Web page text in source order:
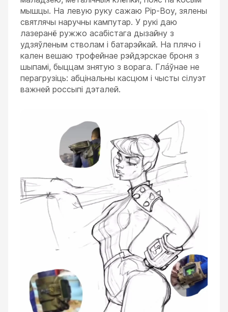
мышцы. На левую руку сажаю Pip-Boy, зялены
святлячы наручны кампутар. У рукі даю
лазеранё ружжо асабістага дызайну з
удзяўленым стволам і батарэйкай. На плячо і
кален вешаю трофейнае рэйдэрскае броня з
шыпамі, быццам знятую з ворага. Глáўнае не
перагрузіць: абцінальны касцюм і чысты сілуэт
важней россыпі дэталей.